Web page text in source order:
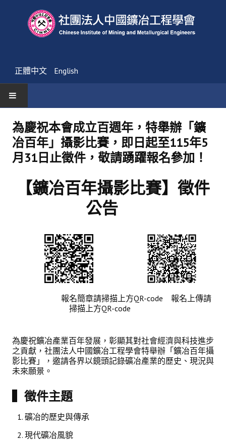
正體中文 English
首頁
最新消息
活動通告
友會消息
學會會史
學會會歌
學會會址沿革
學會組織與架構
理監事會
現任學會職員錄
重要章則
論文評選辦法
學生獎勵金申請辦法
為慶祝本會成立百週年，特舉辦「鑛
冶百年」攝影比賽，即日起至115年5
月31日止徵件，敬請踴躍報名參加！
【鑛冶百年攝影比賽】徵件
公告
報名簡章請掃描上方QR-code 報名上傳請
掃描上方QR-code
為慶祝鑛冶產業百年發展，彰顯其對社會經濟與科技進步
之貢獻， 社團法人中國鑛冶工程學會特舉辦「鑛冶百年攝
影比賽」，邀請各界以鏡頭記錄礦冶產業的歷史、現況與
未來願景。
▍徵件主題
礦冶的歷史與傳承
現代礦冶風貌